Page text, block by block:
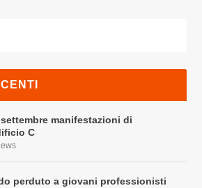
manifestazioni di
C
perduto a giovani professionisti